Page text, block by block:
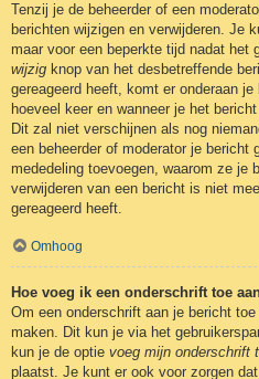
Tenzij je de beheerder of een
berichten wijzigen en verwijderen. Je
maar voor een beperkte tijd nadat het
wijzig knop van het desbetreffende
gereageerd heeft, komt er onderaan
hoeveel keer en wanneer je het
Dit zal niet verschijnen als nog
een beheerder of moderator je bericht
mededeling toevoegen, waarom ze je
verwijderen van een bericht is niet
gereageerd heeft.
Omhoog
Hoe voeg ik een onderschrift toe
Om een onderschrift aan je bericht
maken. Dit kun je via het
kun je de optie voeg mijn onderschrift
plaatst. Je kunt er ook voor zorgen